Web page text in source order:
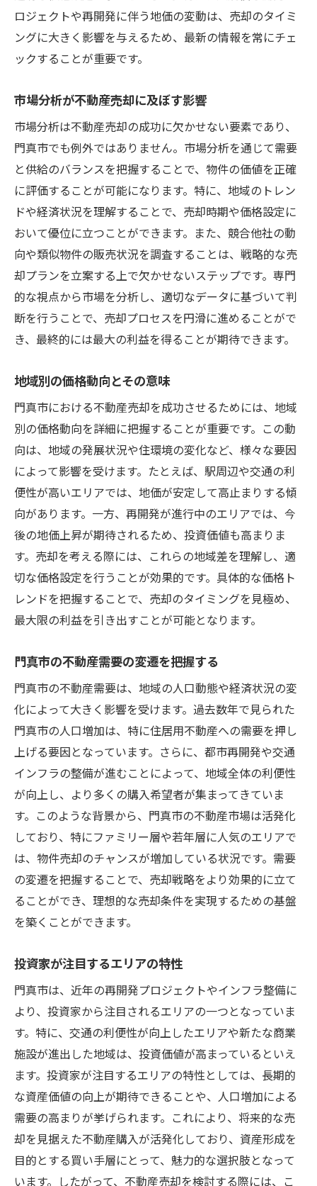
地域特性を活かした門真市の不動産売却戦略
地域の強みを最大限に引き出す方法
地域密着型のマーケティング戦略
地元住民のニーズを反映した売却戦術
交通アクセスが物件価値に与える影響
地域コミュニティとの連携による売却促進
不動産売却をスムーズに進めるために知ってお
くべき門真市の動向
売却プロセスを効率化する最新技術
法的手続きで注意すべきポイント
市場の季節変動を考慮した売却タイミング
門真市特有の税制や補助金情報
売却前に整備すべき物件の状態
買い手の信用調査とその重要性
アプローチ
不動産コンサルタントの役割と選び方
専門家による物件評価のプロセス
法律や税務の専門知識を活用する方法
取引交渉におけるアドバイザーの重要性
売却戦略立案における専門家の貢献
成功事例に学ぶプロフェッショナルのアプ
ローチ
不動産売却を成功に導く門真市の独自戦略
ユニークなセールスポイントを強化する方
法
却促進
地域イベントとの連携によるプロモーショ
ン
リフォームやメンテナンスで価値を高める
口コミとレビューの効果的な活用
個別対応で顧客満足を追求する戦略
門真市における不動産売却の市場分析とその活
用法
データドリブンな市場分析の手法
競合物件の分析と差別化戦略
地域経済の動向が不動産市場に与える影響
地価動向を見据えた売却計画の立て方
実際の取引データを活用した価格設定
市場動向を活かした門真市での不動産売却成功
の秘訣
市場の変化に迅速に対応する方法
需要と供給のバランスを見極める
地域の競争優位性を活かした売却戦略
バイヤーの購買意欲を高めるプレゼンテー
ション
市場機会を捉える柔軟な売却スタイル
ロジェクトや再開発に伴う地価の変動は、売却のタイミ
ングに大きく影響を与えるため、最新の情報を常にチェ
ックすることが重要です。
市場分析が不動産売却に及ぼす影響
市場分析は不動産売却の成功に欠かせない要素であり、
門真市でも例外ではありません。市場分析を通じて需要
と供給のバランスを把握することで、物件の価値を正確
に評価することが可能になります。特に、地域のトレン
ドや経済状況を理解することで、売却時期や価格設定に
おいて優位に立つことができます。また、競合他社の動
向や類似物件の販売状況を調査することは、戦略的な売
却プランを立案する上で欠かせないステップです。専門
的な視点から市場を分析し、適切なデータに基づいて判
断を行うことで、売却プロセスを円滑に進めることがで
き、最終的には最大の利益を得ることが期待できます。
地域別の価格動向とその意味
門真市における不動産売却を成功させるためには、地域
別の価格動向を詳細に把握することが重要です。この動
向は、地域の発展状況や住環境の変化など、様々な要因
によって影響を受けます。たとえば、駅周辺や交通の利
便性が高いエリアでは、地価が安定して高止まりする傾
向があります。一方、再開発が進行中のエリアでは、今
後の地価上昇が期待されるため、投資価値も高まりま
す。売却を考える際には、これらの地域差を理解し、適
切な価格設定を行うことが効果的です。具体的な価格ト
レンドを把握することで、売却のタイミングを見極め、
最大限の利益を引き出すことが可能となります。
門真市の不動産需要の変遷を把握する
門真市の不動産需要は、地域の人口動態や経済状況の変
化によって大きく影響を受けます。過去数年で見られた
門真市の人口増加は、特に住居用不動産への需要を押し
上げる要因となっています。さらに、都市再開発や交通
インフラの整備が進むことによって、地域全体の利便性
が向上し、より多くの購入希望者が集まってきていま
す。このような背景から、門真市の不動産市場は活発化
しており、特にファミリー層や若年層に人気のエリアで
は、物件売却のチャンスが増加している状況です。需要
の変遷を把握することで、売却戦略をより効果的に立て
ることができ、理想的な売却条件を実現するための基盤
を築くことができます。
投資家が注目するエリアの特性
門真市は、近年の再開発プロジェクトやインフラ整備に
より、投資家から注目されるエリアの一つとなっていま
す。特に、交通の利便性が向上したエリアや新たな商業
施設が進出した地域は、投資価値が高まっているといえ
ます。投資家が注目するエリアの特性としては、長期的
な資産価値の向上が期待できることや、人口増加による
需要の高まりが挙げられます。これにより、将来的な売
却を見据えた不動産購入が活発化しており、資産形成を
目的とする買い手層にとって、魅力的な選択肢となって
います。したがって、不動産売却を検討する際には、こ